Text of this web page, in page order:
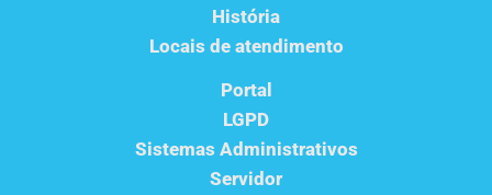
História
Locais de atendimento
Portal
LGPD
Sistemas Administrativos
Servidor